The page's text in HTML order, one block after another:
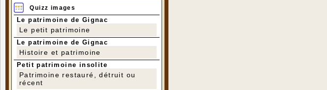
Quizz images
Le patrimoine de Gignac
Le petit patrimoine
Le patrimoine de Gignac
Histoire et patrimoine
Petit patrimoine insolite
Patrimoine restauré, détruit ou
récent